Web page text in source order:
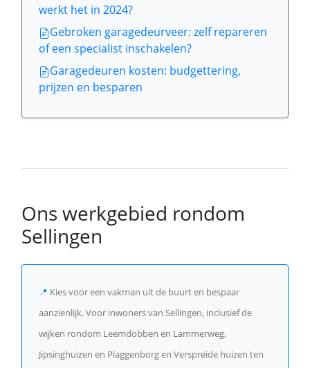
werkt het in 2024?
Gebroken garagedeurveer: zelf repareren
of een specialist inschakelen?
Garagedeuren kosten: budgettering,
prijzen en besparen
Ons werkgebied rondom
Sellingen
📍 Kies voor een vakman uit de buurt en bespaar
aanzienlijk. Voor inwoners van Sellingen, inclusief de
wijken rondom Leemdobben en Lammerweg,
Jipsinghuizen en Plaggenborg en Verspreide huizen ten